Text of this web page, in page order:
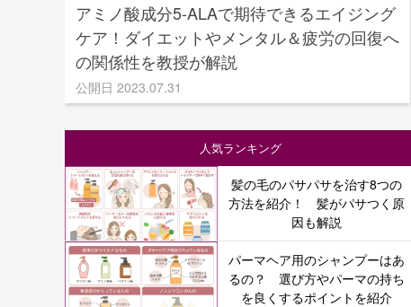
アミノ酸成分5-ALAで期待できるエイジング
ケア！ダイエットやメンタル＆疲労の回復へ
の関係性を教授が解説
公開日 2023.07.31
人気ランキング
髪の毛のパサパサを治す8つの
方法を紹介！ 髪がパサつく原
因も解説
パーマヘア用のシャンプーはあ
るの？ 選び方やパーマの持ち
を良くするポイントを紹介